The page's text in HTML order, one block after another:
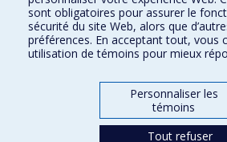
Signaler une erreur
Accessibilité
FACULTÉ DES ARTS ET DES SCIENCES
Nos départements et écoles
sont obligatoires pour assurer le
sécurité du site Web, alors que
préférences. En acceptant tout, vous
utilisation de témoins pour mieux
Personnaliser les
témoins
Tout refuser